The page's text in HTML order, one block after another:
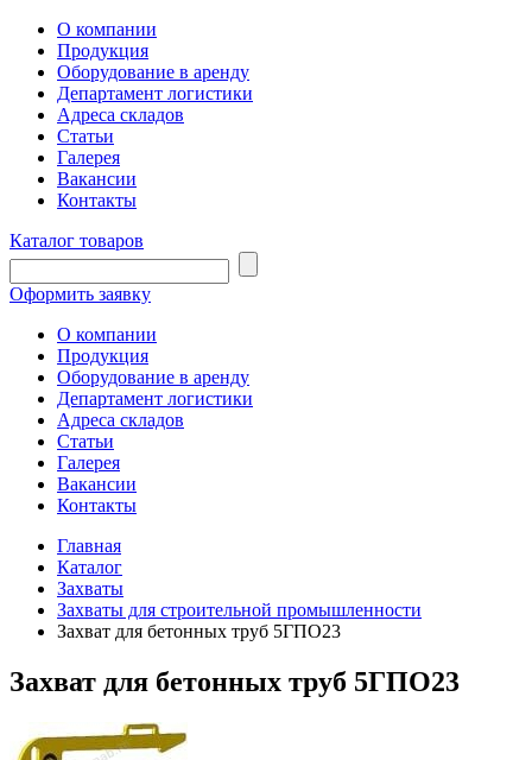
О компании
Продукция
Оборудование в аренду
Департамент логистики
Адреса складов
Статьи
Галерея
Вакансии
Контакты
Каталог товаров
Оформить заявку
О компании
Продукция
Оборудование в аренду
Департамент логистики
Адреса складов
Статьи
Галерея
Вакансии
Контакты
Главная
Каталог
Захваты
Захваты для строительной промышленности
Захват для бетонных труб 5ГПО23
Захват для бетонных труб 5ГПО23